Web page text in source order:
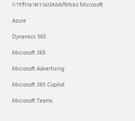
การรักษาความปลอดภัยของ Microsoft
Azure
Dynamics 365
Microsoft 365
Microsoft Advertising
Microsoft 365 Copilot
Microsoft Teams